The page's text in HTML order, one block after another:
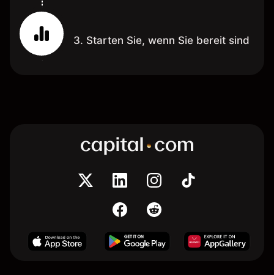
3. Starten Sie, wenn Sie bereit sind